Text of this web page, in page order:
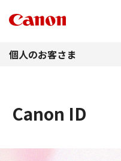
個人のお客さま
Canon ID